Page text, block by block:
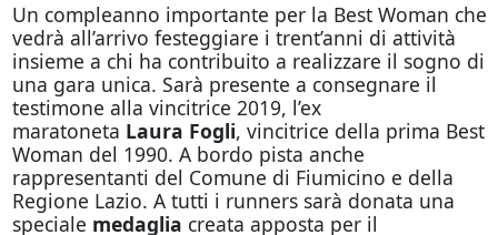
Un compleanno importante per la Best Woman che
vedrà all’arrivo festeggiare i trent’anni di attività
insieme a chi ha contribuito a realizzare il sogno di
una gara unica. Sarà presente a consegnare il
testimone alla vincitrice 2019, l’ex
maratoneta Laura Fogli, vincitrice della prima Best
Woman del 1990. A bordo pista anche
rappresentanti del Comune di Fiumicino e della
Regione Lazio. A tutti i runners sarà donata una
speciale medaglia creata apposta per il